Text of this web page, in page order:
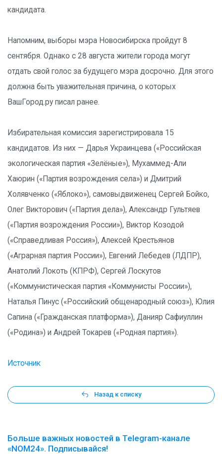
кандидата.
Напомним, выборы мэра Новосибирска пройдут 8
сентября. Однако с 28 августа жители города могут
отдать свой голос за будущего мэра досрочно. Для этого
должна быть уважительная причина, о которых
ВашГород.ру писал ранее.
Избирательная комиссия зарегистрировала 15
кандидатов. Из них — Дарья Украинцева («Российская
экологическая партия «Зелёные»), Мухаммед-Али
Хаюрин («Партия возрождения села») и Дмитрий
Холявченко («Яблоко»), самовыдвиженец Сергей Бойко,
Олег Викторович («Партия дела»), Александр Гультяев
(«Партия возрождения России»), Виктор Козодой
(«Справедливая Россия»), Алексей Крестьянов
(«Аграрная партия России»), Евгений Лебедев (ЛДПР),
Анатолий Локоть (КПРФ), Сергей Лоскутов
(«Коммунистическая партия «Коммунисты России»),
Наталья Пинус («Российский общенародный союз»), Юлия
Сапина («Гражданская платформа»), Данияр Сафиуллин
(«Родина») и Андрей Токарев («Родная партия»).
Источник
Назад к списку
Больше важных новостей в Telegram-канале
«NOM24». Подписывайся!